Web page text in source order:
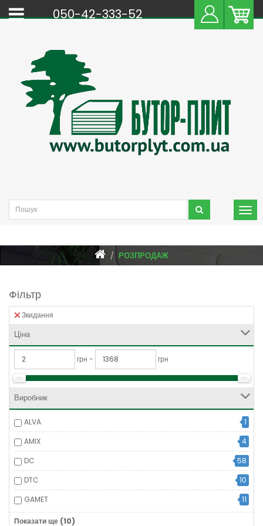
050-42-333-52
РОЗПРОДАЖ
Фільтр
Зкидання
Ціна
грн - грн
Виробник
ALVA
1
AMIX
4
DC
58
DTC
10
GAMET
11
Giff
Показати ще (10)